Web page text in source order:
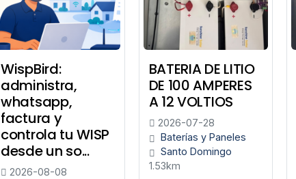
WispBird:
administra,
whatsapp,
factura y
controla tu WISP
desde un so...
2026-08-08
BATERIA DE LITIO
DE 100 AMPERES
A 12 VOLTIOS
2026-07-28
Baterías y Paneles
Santo Domingo
1.53km